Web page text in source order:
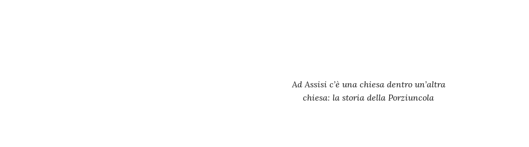
Ad Assisi c’è una chiesa dentro un’altra
chiesa: la storia della Porziuncola